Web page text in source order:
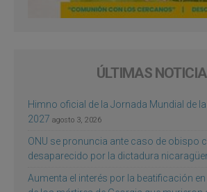
ÚLTIMAS
Himno oficial de la Jornada Mundial de la
2027 agosto 3, 2026
ONU se pronuncia ante caso de obispo
desaparecido por la dictadura
Aumenta el interés por la beatificación